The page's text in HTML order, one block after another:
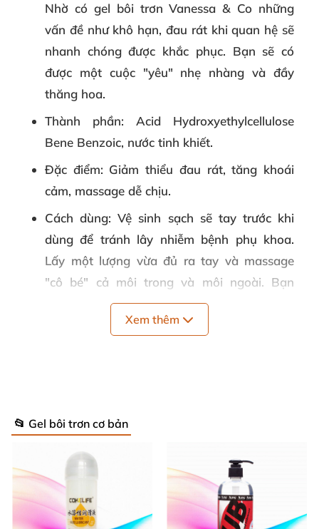
Nhờ có gel bôi trơn Vanessa & Co những
vấn đề như khô hạn, đau rát khi quan hệ sẽ
nhanh chóng được khắc phục. Bạn sẽ có
được một cuộc "yêu" nhẹ nhàng và đầy
thăng hoa.
Thành phần: Acid Hydroxyethylcellulose
Bene Benzoic, nước tinh khiết.
Đặc điểm: Giảm thiểu đau rát, tăng khoái
cảm, massage dễ chịu.
Cách dùng: Vệ sinh sạch sẽ tay trước khi
dùng để tránh lây nhiễm bệnh phụ khoa.
Lấy một lượng vừa đủ ra tay và massage
"cô bé" cả môi trong và môi ngoài. Bạn
cũng có thể dùng một chút lên thân dương
vật. Tiến hành quan hệ bình thường. Sau khi
Bảo quản: Bảo quản khô ráo, thoáng mát.
Hạn sử dụng
Xem thêm
📂 Gel bôi trơn cơ bản